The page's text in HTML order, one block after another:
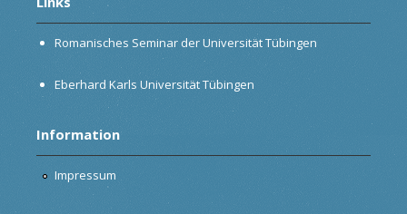
Romanisches Seminar der Universität Tübingen
Eberhard Karls Universität Tübingen
Information
Impressum